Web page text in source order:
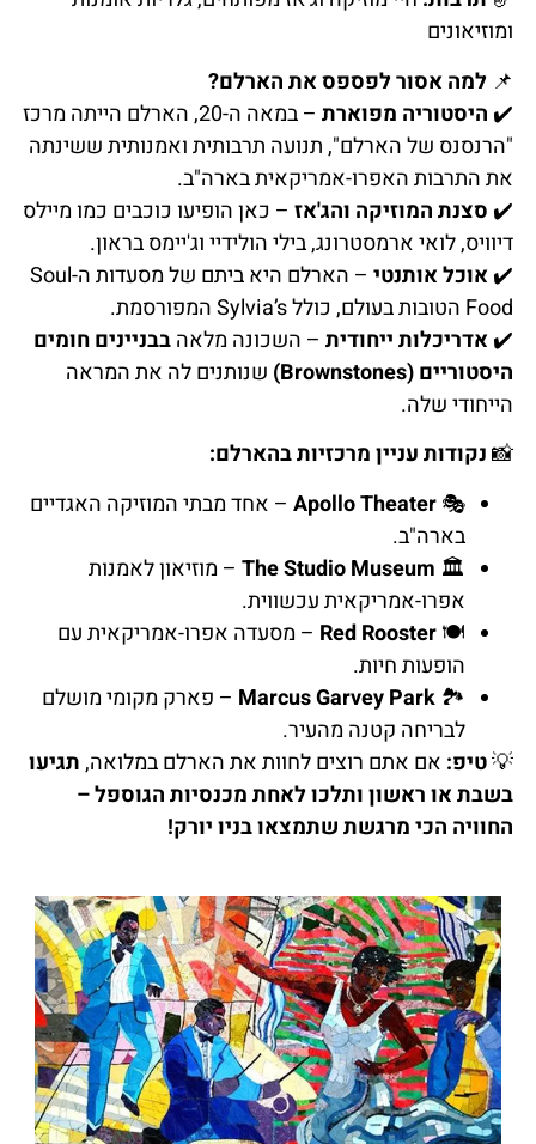
ומוזיאונים
📌 למה אסור לפספס את הארלם?
✔️ היסטוריה מפוארת
– במאה ה-20, הארלם הייתה מרכז
"הרנסנס של הארלם", תנועה תרבותית ואמנותית ששינתה
את התרבות האפרו-אמריקאית בארה"ב.
✔️ סצנת המוזיקה והג'אז– כאן הופיעו כוכבים כמו מיילס
דיוויס, לואי ארמסטרונג, בילי הולידיי וג'יימס בראון.
✔️אוכל אותנטי
– הארלם היא ביתם של מסעדות ה-Soul
Food הטובות בעולם, כולל Sylvia’s המפורסמת.
✔️אדריכלות ייחודית– השכונה מלאהבבניינים חומים
היסטוריים (Brownstones)
שנותנים לה את המראה
הייחודי שלה.
📸נקודות עניין מרכזיות בהארלם:
🎭
Apollo Theater– אחד מבתי המוזיקה האגדיים
בארה"ב.
🏛️
The Studio Museum– מוזיאון לאמנות
אפרו-אמריקאית עכשווית.
🍽️
Red Rooster – מסעדה אפרו-אמריקאית עם
הופעות חיות.
🏞️
Marcus Garvey Park – פארק מקומי מושלם
לבריחה קטנה מהעיר.
💡טיפ: אם אתם רוצים לחוות את הארלם במלואה,תגיעו
בשבת או ראשון ותלכו לאחת מכנסיות הגוספל –
החוויה הכי מרגשת שתמצאו בניו יורק!